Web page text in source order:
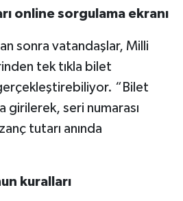
online sorgulama ekranı
sonra vatandaşlar, Milli
tek tıkla bilet
“Bilet
girilerek, seri numarası
tutarı anında
kuralları